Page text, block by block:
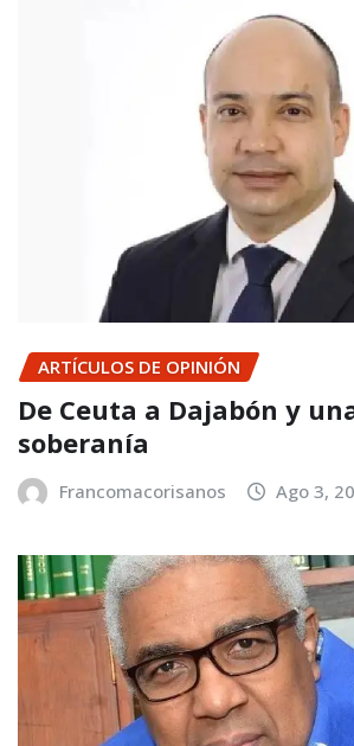
ARTÍCULOS DE OPINIÓN
De Ceuta a Dajabón y
soberanía
Francomacorisanos Ago 3,